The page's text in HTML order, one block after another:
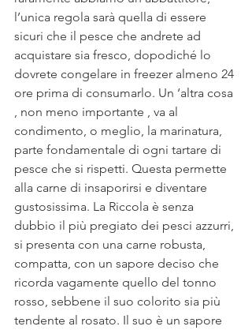
l’unica regola sarà quella di essere
sicuri che il pesce che andrete ad
acquistare sia fresco, dopodiché lo
dovrete congelare in freezer almeno 24
ore prima di consumarlo. Un ‘altra cosa
, non meno importante , va al
condimento, o meglio, la marinatura,
parte fondamentale di ogni tartare di
pesce che si rispetti. Questa permette
alla carne di insaporirsi e diventare
gustosissima. La Riccola è senza
dubbio il più pregiato dei pesci azzurri,
si presenta con una carne robusta,
compatta, con un sapore deciso che
ricorda vagamente quello del tonno
rosso, sebbene il suo colorito sia più
tendente al rosato. Il suo è un sapore